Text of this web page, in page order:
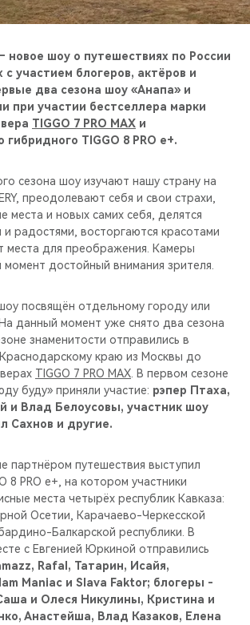
новое шоу о путешествиях по России
с участием блогеров, актёров и
два сезона шоу «Анапа» и
при участии бестселлера марки
TIGGO 7 PRO MAX и
гибридного TIGGO 8 PRO e+.
сезона шоу изучают нашу страну на
преодолевают себя и свои страхи,
места и новых самих себя, делятся
и радостями, восторгаются красотами
места для преображения. Камеры
достойный внимания зрителя.
посвящён отдельному городу или
данный момент уже снято два сезона
знаменитости отправились в
краю из Москвы до
TIGGO 7 PRO MAХ . В первом сезоне
буду» приняли участие: рэпер Птаха,
и Влад Белоусовы, участник шоу
Сахнов и другие.
партнёром путешествия выступил
8 PRO e+, на котором участники
места четырёх республик Кавказа:
Осетии, Карачаево-Черкесской
Балкарской республики. В
с Евгенией Юркиной отправились
Rafal, Татарин, Исайя,
Maniac и Slava Faktor; блогеры -
и Олеся Никулины, Кристина и
Анастейша, Влад Казаков, Елена